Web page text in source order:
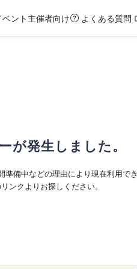
ベント主催者向け よくある質問
が発生しました。
備中などの理由により現在利用でき
ンクよりお探しください。